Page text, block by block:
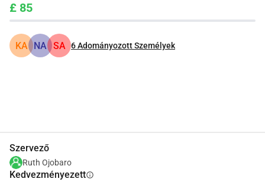
£ 85
KA NA SA 6Adományozott Személyek
Szervező
Ruth Ojobaro
Kedvezményezettinfo